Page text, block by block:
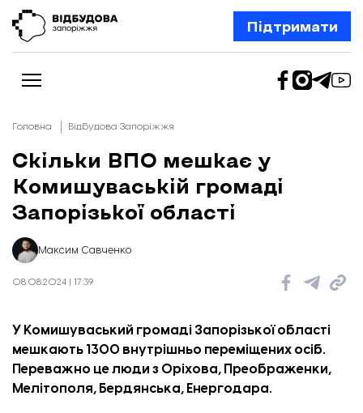
Підтримати
Новини
Відбудова Запоріжжя
Ексклюзив
Шлях додому
Відбудова. Життя
Про нас
Головна Відбудова Запоріжжя
Скільки ВПО мешкає у
Комишуваській громаді
Запорізької області
Максим Савченко
08.08.2024 | 17:39
У Комишуваський громаді Запорізької області
мешкають 1300 внутрішньо переміщених осіб.
Переважно це люди з Оріхова, Преображенки,
Мелітополя, Бердянська, Енергодара.